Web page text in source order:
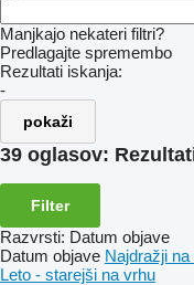
Manjkajo nekateri filtri?
Predlagajte spremembo
Rezultati iskanja:
-
pokaži
39 oglasov:
Filter
Razvrsti: Datum objave
Datum objave Najdražji na
Leto - starejši na vrhu